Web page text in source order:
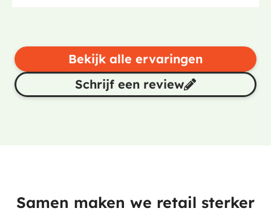
Bekijk alle ervaringen
Schrijf een review
Samen maken we retail sterker